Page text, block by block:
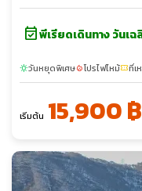
event_availableพีเรียดเดินทาง วันเ
sunnyวันหยุดพิเศษlocal_fire_departmentโปรไฟไหม้confirmation_numberที่เ
เริ่มต้น 15,900 ฿